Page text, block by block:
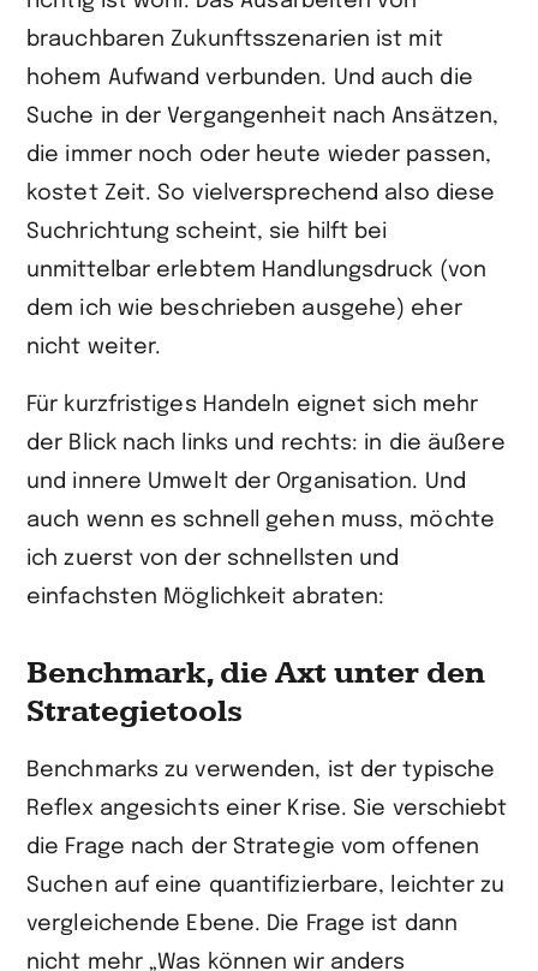
brauchbaren Zukunftsszenarien ist mit
hohem Aufwand verbunden. Und auch die
Suche in der Vergangenheit nach Ansätzen,
die immer noch oder heute wieder passen,
kostet Zeit. So vielversprechend also diese
Suchrichtung scheint, sie hilft bei
unmittelbar erlebtem Handlungsdruck (von
dem ich wie beschrieben ausgehe) eher
nicht weiter.
Für kurzfristiges Handeln eignet sich mehr
der Blick nach links und rechts: in die äußere
und innere Umwelt der Organisation. Und
auch wenn es schnell gehen muss, möchte
ich zuerst von der schnellsten und
einfachsten Möglichkeit abraten:
Benchmark, die Axt unter den
Strategietools
Benchmarks zu verwenden, ist der typische
Reflex angesichts einer Krise. Sie verschiebt
die Frage nach der Strategie vom offenen
Suchen auf eine quantifizierbare, leichter zu
vergleichende Ebene. Die Frage ist dann
nicht mehr „Was können wir anders